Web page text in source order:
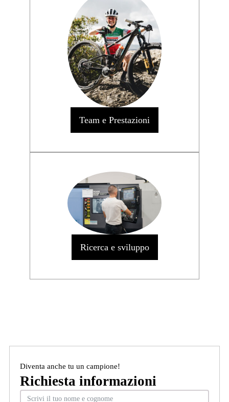
Team e Prestazioni
Ricerca e sviluppo
Diventa anche tu un campione!
Richiesta informazioni